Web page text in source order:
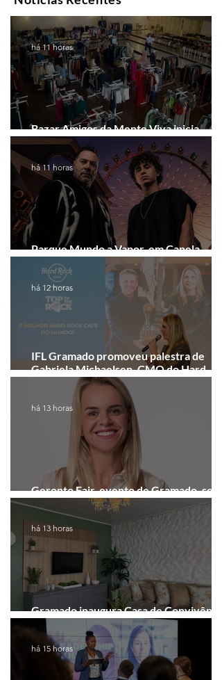
Bazar Amigos da Mente Viva inicia
arrecadação em Gramado e Canela
há 11 horas
Parque Mundo a Vapor, em Canela,
recebe festival eletrônico em agosto
há 11 horas
IFL Gramado promoveu palestra de
Gabriela Michaelsen, CMO do Hard
Rock Cafe Gramado
há 12 horas
Geronto Fair, evento de Gramado, será
realizada em formato digital
há 13 horas
Gramado inaugura Casa de Convivência
dedicada às mulheres
há 13 horas
há 15 horas